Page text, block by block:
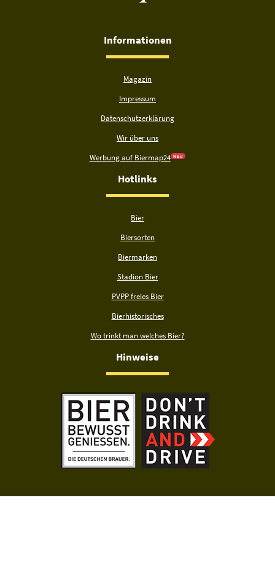
Informationen
Magazin
Impressum
Datenschutzerklärung
Wir über uns
Werbung auf Biermap24 N E U
Hotlinks
Bier
Biersorten
Biermarken
Stadion Bier
PVPP freies Bier
Bierhistorisches
Wo trinkt man welches Bier?
Hinweise